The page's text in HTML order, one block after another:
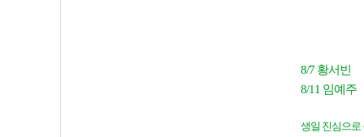
8/7 황서빈
8/11 임예주
생일 진심으